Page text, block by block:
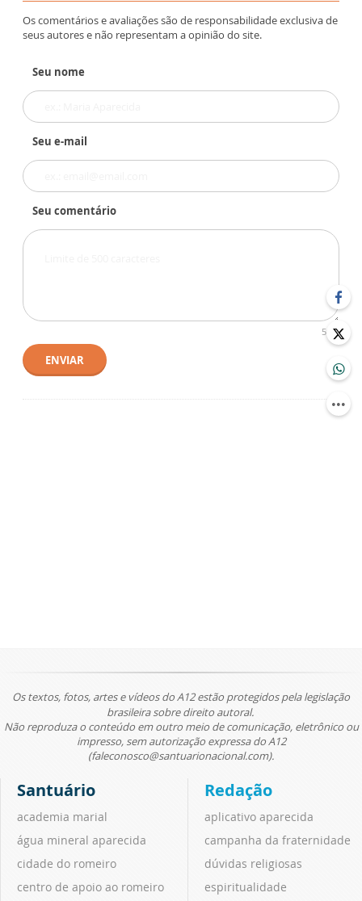
Os comentários e avaliações são de responsabilidade exclusiva de
seus autores e não representam a opinião do site.
Seu nome
Seu e-mail
Seu comentário
500
ENVIAR
Os textos, fotos, artes e vídeos do A12 estão protegidos pela legislação
brasileira sobre direito autoral.
Não reproduza o conteúdo em outro meio de comunicação, eletrônico ou
impresso, sem autorização expressa do A12
(faleconosco@santuarionacional.com).
Santuário
academia marial
água mineral aparecida
cidade do romeiro
centro de apoio ao romeiro
Redação
aplicativo aparecida
campanha da fraternidade
dúvidas religiosas
espiritualidade